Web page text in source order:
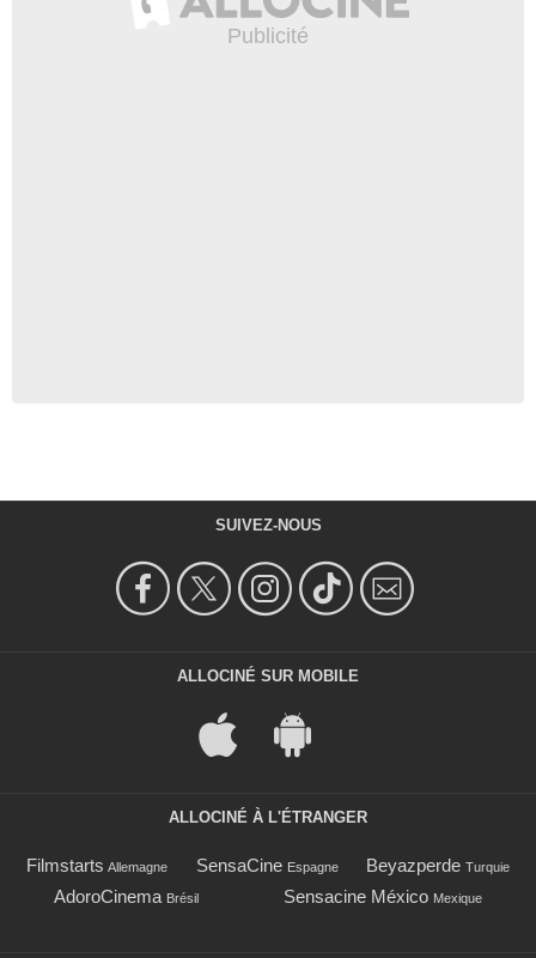
SUIVEZ-NOUS
ALLOCINÉ SUR MOBILE
ALLOCINÉ À L'ÉTRANGER
Filmstarts Allemagne SensaCine Espagne Beyazperde Turquie
AdoroCinema Brésil Sensacine México Mexique